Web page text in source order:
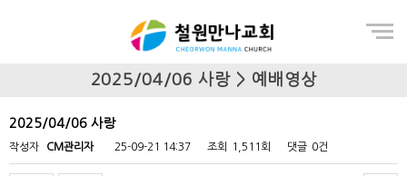
2025/04/06 사랑 > 예배영상
2025/04/06 사랑
작성자 CM관리자 25-09-21 14:37 조회 1,511회 댓글 0건